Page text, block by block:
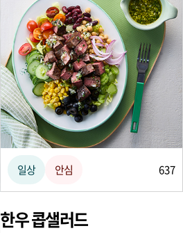
일상 안심 637
한우 콥샐러드